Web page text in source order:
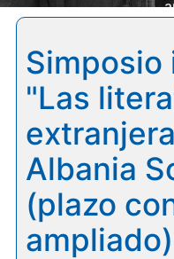
Simposio
"Las
Albania
(plazo
ampliado)